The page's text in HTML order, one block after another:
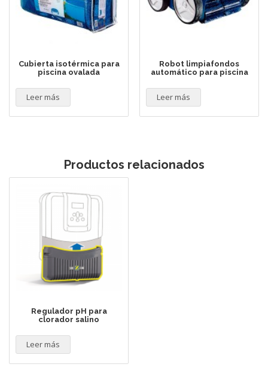
Cubierta isotérmica para
piscina ovalada
Leer más
Robot limpiafondos
automático para piscina
Leer más
Productos relacionados
Regulador pH para
clorador salino
Leer más